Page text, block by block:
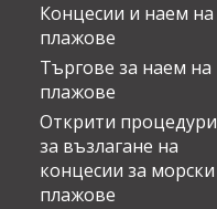
Концесии и наем на
плажове
Търгове за наем на
плажове
Открити процедури
за възлагане на
концесии за морски
плажове